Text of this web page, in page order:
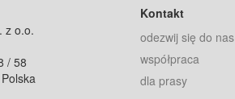
z o.o.
/ 58
Kontakt
odezwij się do nas
współpraca
dla prasy